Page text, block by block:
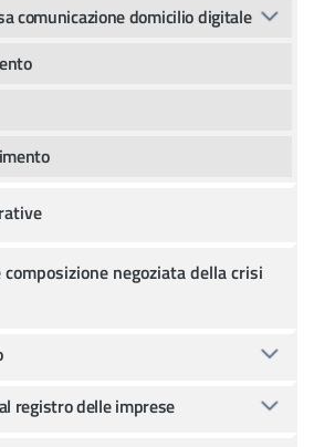
comunicazione domicilio digitale
negoziata della crisi
registro delle imprese